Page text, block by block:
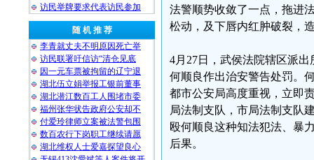
访民举牌要求代表访民参加
随 机 推 荐
李青就丈夫不明原因死亡举
访民联署吁信访“清仓见底
因一元车票被拘留的辽宁退
湖北伍立娟举报工银前董事
湖北潜江数百工人围堵市委
福州张华状告政府公安却不
付爱玲律师立案被法警包围
数百农行下岗职工继续请愿
湖北维权人士爱嘉探望良心
法警顺势收敛了一点，拖进
松动，及下唇内红肿破裂，
4月27日，武侯法院辖区派
何顺良作出治安警告处罚。
都市公安局高度重视，立即
局法制支队，市局法制支队
殴何顺良这种知法犯法、暴
后果。